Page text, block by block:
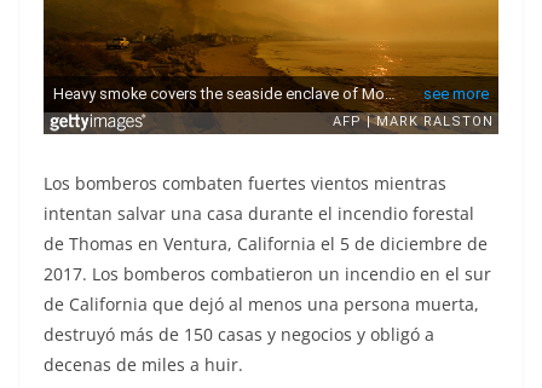
Los bomberos combaten fuertes vientos mientras
intentan salvar una casa durante el incendio forestal
de Thomas en Ventura, California el 5 de diciembre de
2017. Los bomberos combatieron un incendio en el sur
de California que dejó al menos una persona muerta,
destruyó más de 150 casas y negocios y obligó a
decenas de miles a huir.